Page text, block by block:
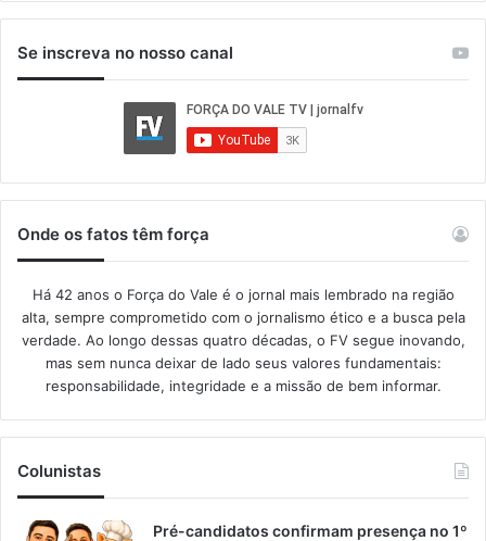
Se inscreva no nosso canal
Onde os fatos têm força
Há 42 anos o Força do Vale é o jornal mais lembrado na região
alta, sempre comprometido com o jornalismo ético e a busca pela
verdade. Ao longo dessas quatro décadas, o FV segue inovando,
mas sem nunca deixar de lado seus valores fundamentais:
responsabilidade, integridade e a missão de bem informar.​
Colunistas
Pré-candidatos confirmam presença no 1º